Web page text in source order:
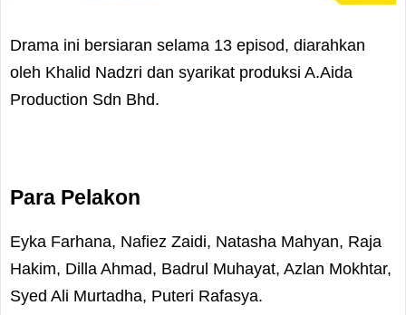
Drama ini bersiaran selama 13 episod, diarahkan
oleh Khalid Nadzri dan syarikat produksi A.Aida
Production Sdn Bhd.
Para Pelakon
Eyka Farhana, Nafiez Zaidi, Natasha Mahyan, Raja
Hakim, Dilla Ahmad, Badrul Muhayat, Azlan Mokhtar,
Syed Ali Murtadha, Puteri Rafasya.